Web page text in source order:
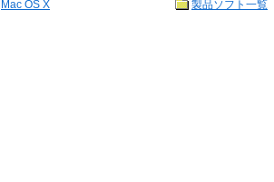
Mac OS X
製品ソフト一覧